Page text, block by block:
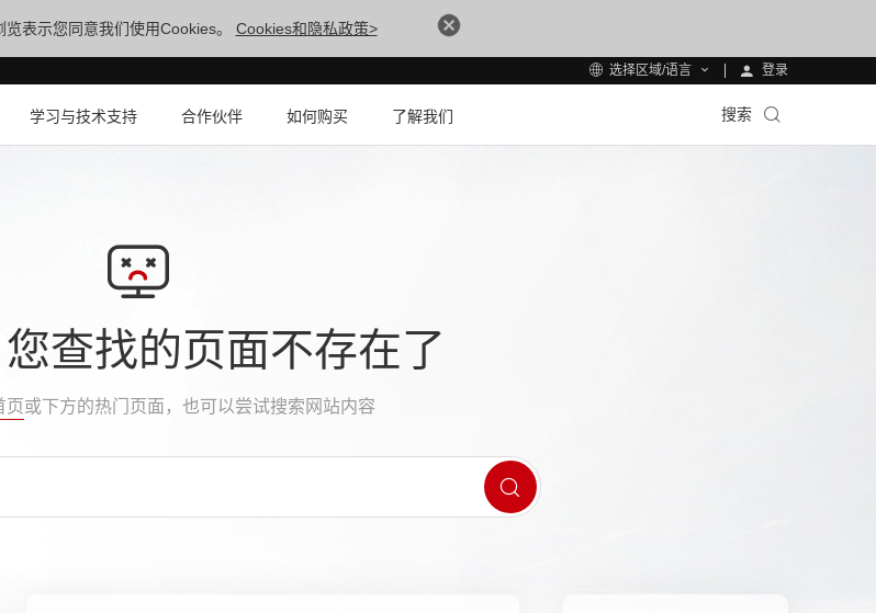
表示您同意我们使用Cookies。 Cookies和隐私政策>
选择区域/语言 登录
学习与技术支持 合作伙伴 如何购买 了解我们 搜索
查找的页面不存在了
页或下方的热门页面，也可以尝试搜索网站内容